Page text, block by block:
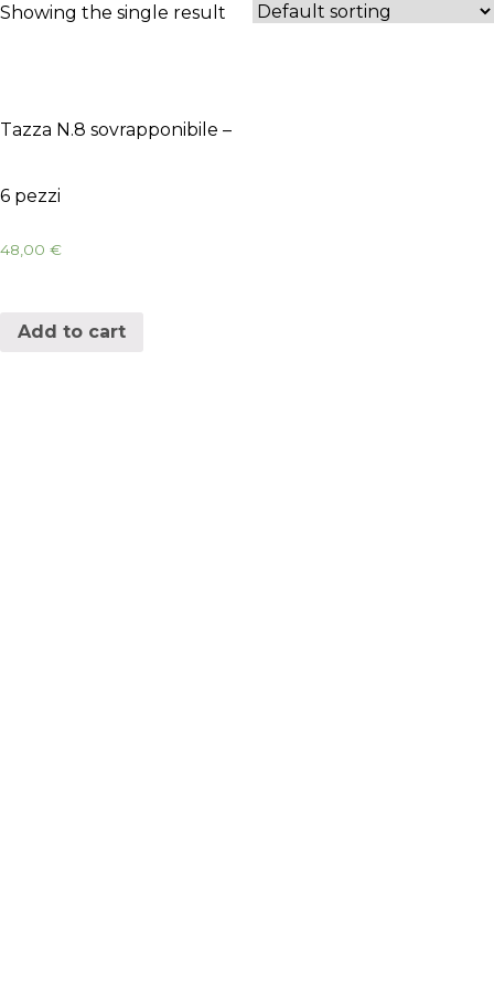
Showing the single result
Tazza N.8 sovrapponibile –
6 pezzi
48,00 €
Add to cart